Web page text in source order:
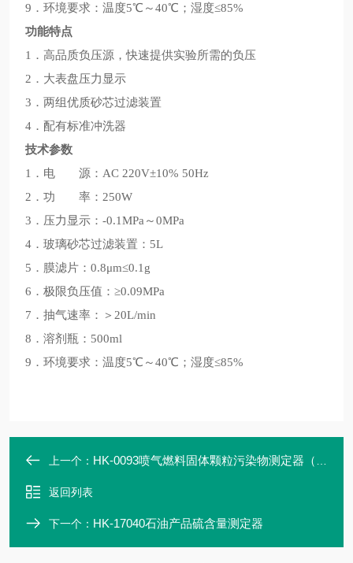
9．环境要求：温度5℃～40℃；湿度≤85%
功能特点
1．高品质负压源，快速提供实验所需的负压
2．大表盘压力显示
3．两组优质砂芯过滤装置
4．配有标准冲洗器
技术参数
1．电 源：AC 220V±10% 50Hz
2．功 率：250W
3．压力显示：-0.1MPa～0MPa
4．玻璃砂芯过滤装置：5L
5．膜滤片：0.8μm≤0.1g
6．极限负压值：≥0.09MPa
7．抽气速率：＞20L/min
8．溶剂瓶：500ml
9．环境要求：温度5℃～40℃；湿度≤85%
上一个： HK-0093喷气燃料固体颗粒污染物测定器（单孔）
返回列表
下一个： HK-17040石油产品硫含量测定器